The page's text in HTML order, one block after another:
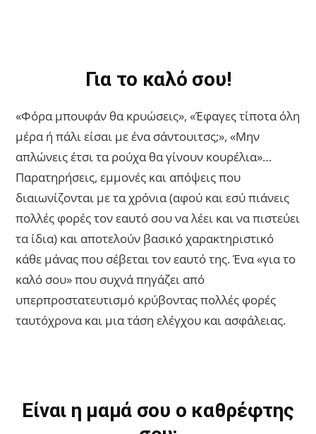
Για το καλό σου!
«Φόρα μπουφάν θα κρυώσεις», «Έφαγες τίποτα όλη
μέρα ή πάλι είσαι με ένα σάντουιτσς;», «Μην
απλώνεις έτσι τα ρούχα θα γίνουν κουρέλια»…
Παρατηρήσεις, εμμονές και απόψεις που
διαιωνίζονται με τα χρόνια (αφού και εσύ πιάνεις
πολλές φορές τον εαυτό σου να λέει και να πιστεύει
τα ίδια) και αποτελούν βασικό χαρακτηριστικό
κάθε μάνας που σέβεται τον εαυτό της. Ένα «για το
καλό σου» που συχνά πηγάζει από
υπερπροστατευτισμό κρύβοντας πολλές φορές
ταυτόχρονα και μια τάση ελέγχου και ασφάλειας.
Είναι η μαμά σου ο καθρέφτης